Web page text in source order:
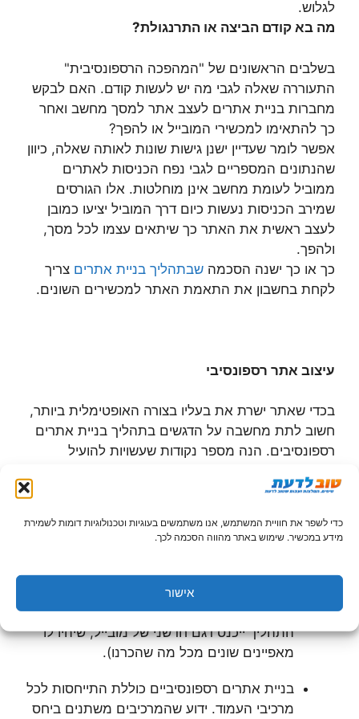
כדי לשפר את חוויית המשתמש, אנו משתמשים בעוגיות וטכנולוגיות דומות לשמירת
מידע במכשיר. שימוש באתר מהווה הסכמה לכך.
אישור
לגלוש.
מה בא קודם הביצה או התרנגולת?
בשלבים הראשונים של "המהפכה הרספונסיבית"
התעוררה שאלה לגבי מה יש לעשות קודם. האם לבקש
מחברות בניית אתרים לעצב אתר למסך מחשב ואחר
כך להתאימו למכשירי המובייל או להפך?
אפשר לומר שעדיין ישנן גישות שונות לאותה שאלה, כיוון
שהנתונים המספריים לגבי נפח הכניסות לאתרים
ממוביל לעומת מחשב אינן מוחלטות. אלו הגורסים
שמירב הכניסות נעשות כיום דרך המוביל יציעו כמובן
לעצב ראשית את האתר כך שיתאים עצמו לכל מסך,
ולהפך.
כך או כך ישנה הסכמה שבתהליך בניית אתרים צריך
לקחת בחשבון את התאמת האתר למכשירים השונים.
עיצוב אתר רספונסיבי
בכדי שאתר ישרת את בעליו בצורה האופטימלית ביותר,
חשוב לתת מחשבה על הדגשים בתהליך בניית אתרים
רספונסיבים. הנה מספר נקודות שעשויות להועיל
מסוגלים להתאים את האתר למכשירי המוביל
בנוגע למכשירים העתידיים לצאת לשוק. כך
שהאתר שלכם יתאים כבר היום לדור הבא של
המכשירים (ישנה סבירות שעד שתסיימו את
התהליך ייכנס דגם חדשני של מובייל, שיהיו לו
מאפיינים שונים מכל מה שהכרנו).
בניית אתרים רספונסיביים כוללת התייחסות לכל
מרכיבי העמוד. ידוע שהמרכיבים משתנים ביחס